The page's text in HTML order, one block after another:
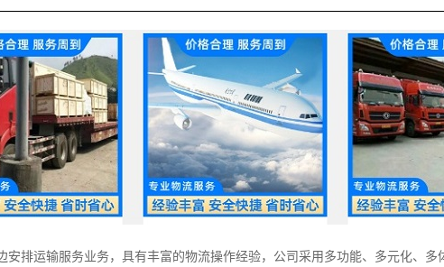
安排运输服务业务，具有丰富的物流操作经验，公司采用多功能、多元化、